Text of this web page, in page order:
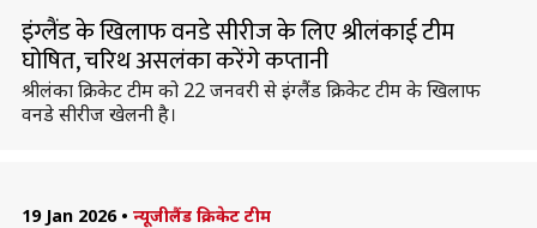
इंग्लैंड के खिलाफ वनडे सीरीज के लिए श्रीलंकाई टीम
घोषित, चरिथ असलंका करेंगे कप्तानी
श्रीलंका क्रिकेट टीम को 22 जनवरी से इंग्लैंड क्रिकेट टीम के खिलाफ
वनडे सीरीज खेलनी है।
19 Jan 2026 • न्यूजीलैंड क्रिकेट टीम